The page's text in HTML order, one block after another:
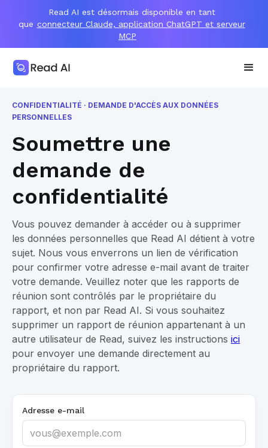
Read AI est désormais disponible en tant
que connecteur Claude, application ChatGPT et serveur
MCP
CONFIDENTIALITÉ · DEMANDE D'ACCÈS AUX DONNÉES
PERSONNELLES
Soumettre une
demande de
confidentialité
Vous pouvez demander à accéder ou à supprimer
les données personnelles que Read AI détient à votre
sujet. Nous vous enverrons un lien de vérification
pour confirmer votre adresse e-mail avant de traiter
votre demande. Veuillez noter que les rapports de
réunion sont contrôlés par le propriétaire du
rapport, et non par Read AI. Si vous souhaitez
supprimer un rapport de réunion appartenant à un
autre utilisateur de Read, suivez les instructions ici
pour envoyer une demande directement au
propriétaire du rapport.
Adresse e-mail